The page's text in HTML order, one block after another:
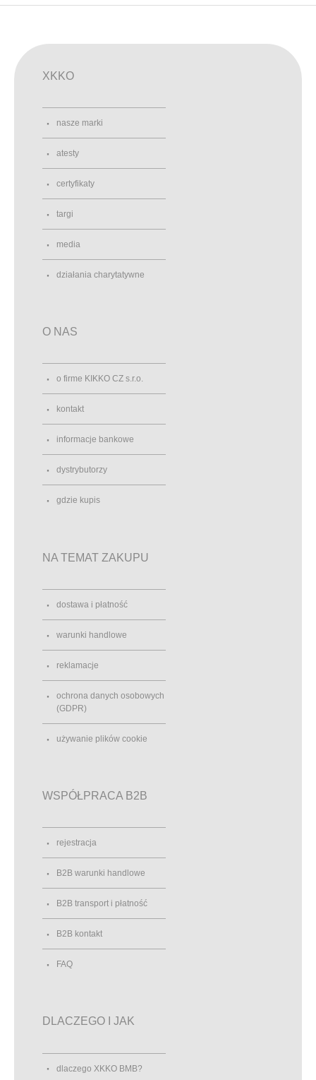
XKKO
nasze marki
atesty
certyfikaty
targi
media
działania charytatywne
O NAS
o firme KIKKO CZ s.r.o.
kontakt
informacje bankowe
dystrybutorzy
gdzie kupis
NA TEMAT ZAKUPU
dostawa i płatność
warunki handlowe
reklamacje
ochrona danych osobowych
(GDPR)
używanie plików cookie
WSPÓŁPRACA B2B
rejestracja
B2B warunki handlowe
B2B transport i płatność
B2B kontakt
FAQ
DLACZEGO I JAK
dlaczego XKKO BMB?